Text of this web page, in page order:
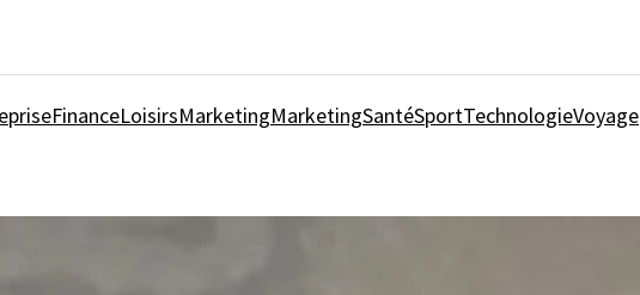
FinanceLoisirsMarketingMarketingSantéSportTechnologieVoyage